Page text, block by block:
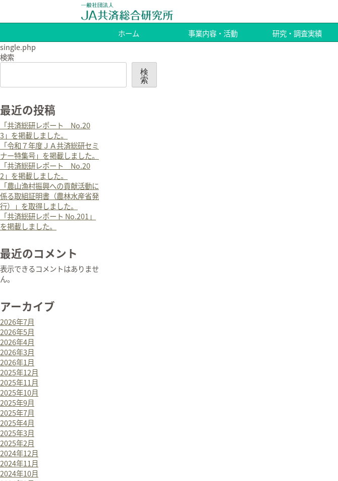
ホーム 事業内容・活動 研究・調査実績
single.php
検索
検
索
最近の投稿
「共済総研レポート No.20
3」を掲載しました。
「令和７年度ＪＡ共済総研セミ
ナー特集号」を掲載しました。
「共済総研レポート No.20
2」を掲載しました。
「農山漁村振興への貢献活動に
係る取組証明書（農林水産省発
行）」を取得しました。
「共済総研レポート No.201」
を掲載しました。
最近のコメント
表示できるコメントはありませ
ん。
アーカイブ
2026年7月
2026年5月
2026年4月
2026年3月
2026年1月
2025年12月
2025年11月
2025年10月
2025年9月
2025年7月
2025年4月
2025年3月
2025年2月
2024年12月
2024年11月
2024年10月